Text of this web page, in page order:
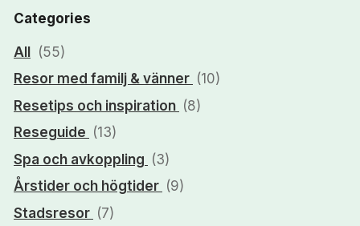
Categories
All (55)
Resor med familj & vänner (10)
Resetips och inspiration (8)
Reseguide (13)
Spa och avkoppling (3)
Årstider och högtider (9)
Stadsresor (7)